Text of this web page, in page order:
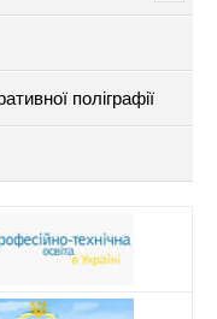
поліграфії